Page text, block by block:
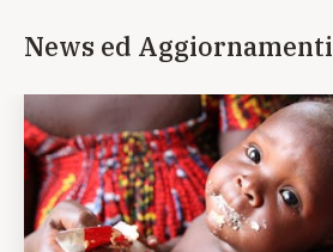
News ed Aggiornamenti